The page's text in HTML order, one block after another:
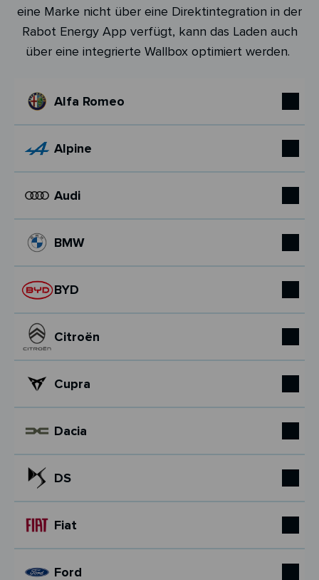
eine Marke nicht über eine Direktintegration in der
Rabot Energy App verfügt, kann das Laden auch
über eine integrierte Wallbox optimiert werden.
Alfa Romeo
Alpine
Audi
BMW
BYD
Citroën
Cupra
Dacia
DS
Fiat
Ford